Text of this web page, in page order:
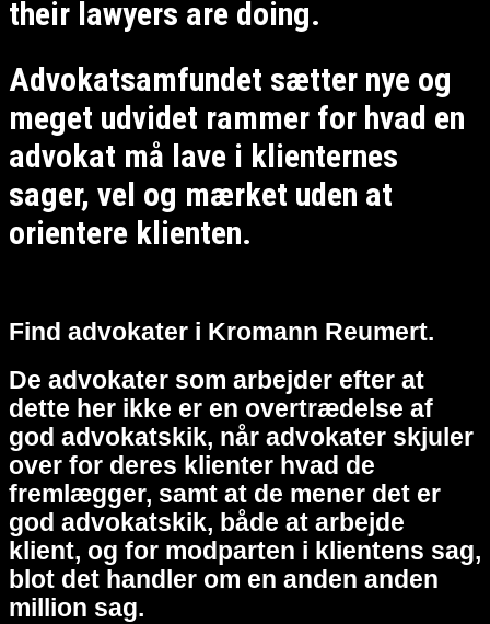
their lawyers are doing.
Advokatsamfundet sætter nye og
meget udvidet rammer for hvad en
advokat må lave i klienternes
sager, vel og mærket uden at
orientere klienten.
Find advokater i Kromann Reumert.
De advokater som arbejder efter at
dette her ikke er en overtrædelse af
god advokatskik, når advokater skjuler
over for deres klienter hvad de
fremlægger, samt at de mener det er
god advokatskik, både at arbejde
klient, og for modparten i klientens sag,
blot det handler om en anden anden
million sag.